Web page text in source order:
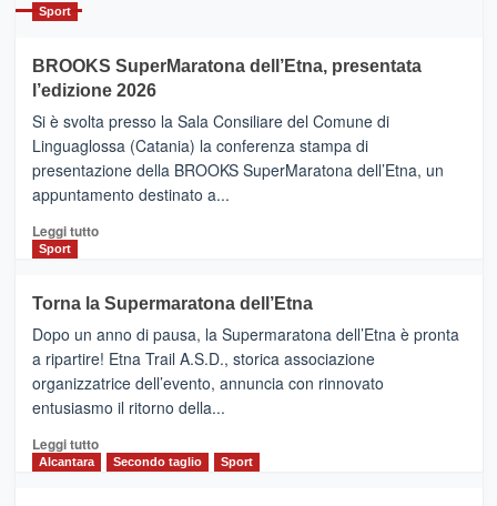
con
la
Al
via
i
collegamenti
Sport
BROOKS SuperMaratona dell’Etna, presentata
l’edizione 2026
Si è svolta presso la Sala Consiliare del Comune di
Linguaglossa (Catania) la conferenza stampa di
presentazione della BROOKS SuperMaratona dell’Etna, un
appuntamento destinato a...
Leggi tuttoLeggi
BROOKS
SuperMaratona
dell’Etna,
presentata
l’edizione
2026
Sport
Torna la Supermaratona dell’Etna
Dopo un anno di pausa, la Supermaratona dell’Etna è pronta
a ripartire! Etna Trail A.S.D., storica associazione
organizzatrice dell’evento, annuncia con rinnovato
entusiasmo il ritorno della...
Leggi tuttoLeggi
Alcantara Secondo taglio Sport